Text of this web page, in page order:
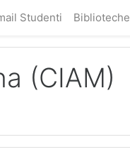
Studenti Biblioteche
(CIAM)